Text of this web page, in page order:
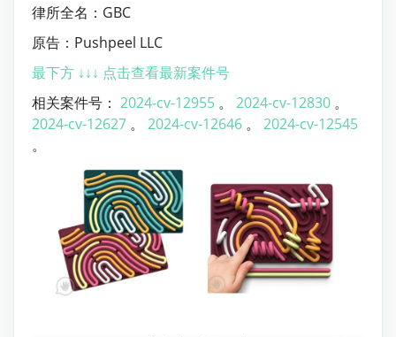
律所全名：GBC
原告：Pushpeel LLC
最下方 ↓↓↓ 点击查看最新案件号
相关案件号： 2024-cv-12955 。 2024-cv-12830 。
2024-cv-12627 。 2024-cv-12646 。
2024-cv-12545
。